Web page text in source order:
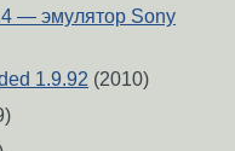
— эмулятор Sony
1.9.92 (2010)